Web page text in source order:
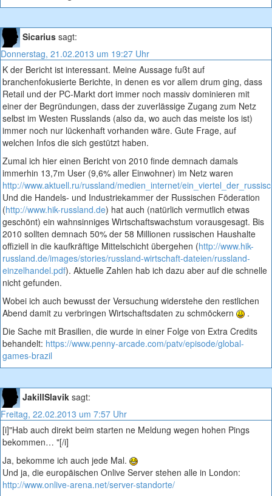
Sicarius sagt:
Donnerstag, 21.02.2013 um 19:27 Uhr
K der Bericht ist interessant. Meine Aussage fußt auf
branchenfokusierte Berichte, in denen es vor allem drum ging, dass
Retail und der PC-Markt dort immer noch massiv dominieren mit
einer der Begründungen, dass der zuverlässige Zugang zum Netz
selbst im Westen Russlands (also da, wo auch das meiste los ist)
immer noch nur lückenhaft vorhanden wäre. Gute Frage, auf
welchen Infos die sich gestützt haben.
Zumal ich hier einen Bericht von 2010 finde demnach damals
immerhin 13,7m User (9,6% aller Einwohner) im Netz waren
http://www.aktuell.ru/russland/medien_internet/
Und die Handels- und Industriekammer der Russischen Föderation
(http://www.hik-russland.de) hat auch (natürlich vermutlich etwas
geschönt) ein wahnsinniges Wirtschaftswachstum vorausgesagt. Bis
2010 sollten demnach 50% der 58 Millionen russischen Haushalte
offiziell in die kaufkräftige Mittelschicht übergehen (http://www.hik-
russland.de/images/stories/russland-wirtschaft-dateien/russland-
einzelhandel.pdf). Aktuelle Zahlen hab ich dazu aber auf die schnelle
nicht gefunden.
Wobei ich auch bewusst der Versuchung widerstehe den restlichen
Abend damit zu verbringen Wirtschaftsdaten zu schmöckern
.
Die Sache mit Brasilien, die wurde in einer Folge von Extra Credits
behandelt: https://www.penny-arcade.com/patv/episode/global-
games-brazil
JakillSlavik sagt:
Freitag, 22.02.2013 um 7:57 Uhr
[i]"Hab auch direkt beim starten ne Meldung wegen hohen Pings
bekommen… "[/i]
Ja, bekomme ich auch jede Mal.
Und ja, die europäischen Onlive Server stehen alle in London:
http://www.onlive-arena.net/server-standorte/